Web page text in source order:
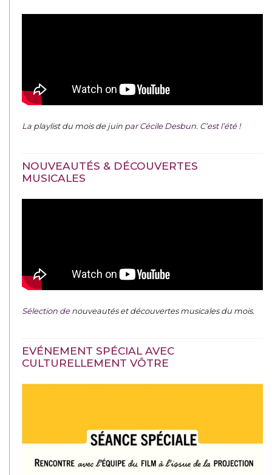
La playlist du mois de juin par Cécile Desbun. C’est l’été !
NOUVEAUTÉS & DÉCOUVERTES
MUSICALES
Sélection denouveautés et découvertes musicales du mois.
EVÉNEMENT SPÉCIAL AVEC
CULTURELLEMENT VÔTRE